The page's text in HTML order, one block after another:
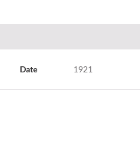
Date 1921